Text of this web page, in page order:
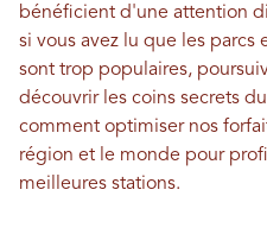
bénéficient d'une attention
si vous avez lu que les parcs
sont trop populaires,
découvrir les coins secrets
comment optimiser nos
région et le monde pour
meilleures stations.